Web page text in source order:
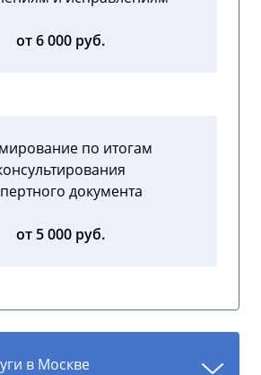
от 6 000 руб.
по итогам
документа
от 5 000 руб.
в Москве